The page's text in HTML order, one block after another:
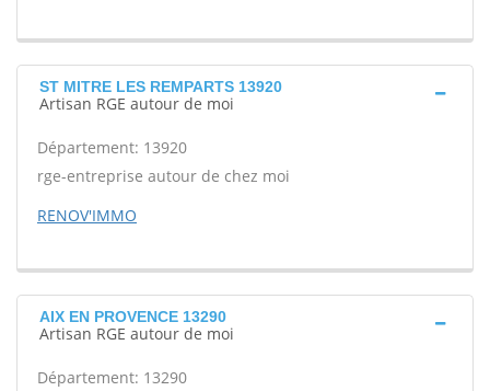
ST MITRE LES REMPARTS 13920
Artisan RGE autour de moi
Département: 13920
rge-entreprise autour de chez moi
RENOV'IMMO
AIX EN PROVENCE 13290
Artisan RGE autour de moi
Département: 13290